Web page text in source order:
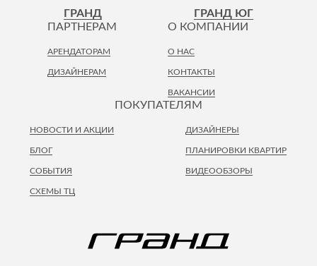
ГРАНД ГРАНД ЮГ
ПОКУПАТЕЛЯМ
НОВОСТИ И АКЦИИ
ПЛАНИРОВКИ КВАРТИР
ВИДЕООБЗОРЫ
БЛОГ
СОБЫТИЯ
СХЕМЫ ТЦ
ДИЗАЙНЕРЫ
ПАРТНЕРАМ
АРЕНДАТОРАМ
ДИЗАЙНЕРАМ
О КОМПАНИИ
О НАС
КОНТАКТЫ
ВАКАНСИИ